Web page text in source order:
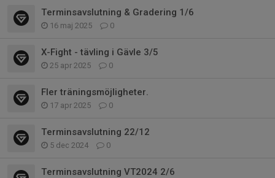
Terminsavslutning & Gradering 1/6
16 maj 2025 0
X-Fight - tävling i Gävle 3/5
25 apr 2025 0
Fler träningsmöjligheter.
17 apr 2025 0
Terminsavslutning 22/12
5 dec 2024 0
Terminsavslutning VT2024 2/6